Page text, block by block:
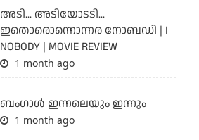
അടി... അടിയോടടി...
ഇതൊരൊന്നൊന്നര നോബഡി | I
NOBODY | MOVIE REVIEW
1 month ago
ബംഗാള്‍ ഇന്നലെയും ഇന്നും
1 month ago